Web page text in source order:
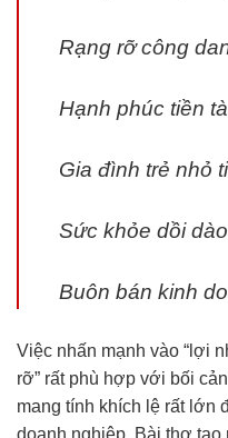
Rạng rỡ công
Hạnh phúc tiền
Gia đình trẻ nhỏ
Sức khỏe dồi
Buôn bán kinh
Việc nhấn mạnh vào “lợi
rỡ” rất phù hợp với bối
mang tính khích lệ rất lớn
doanh nghiệp. Bài thơ tạo